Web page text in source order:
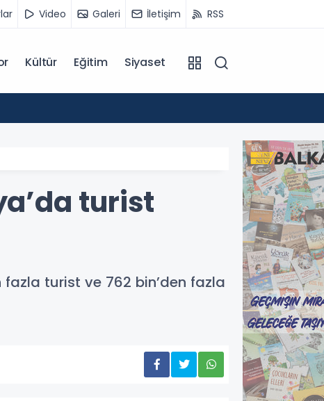
Video Galeri İletişim RSS
Kültür Eğitim Siyaset
turist
fazla turist ve 762 bin’den fazla